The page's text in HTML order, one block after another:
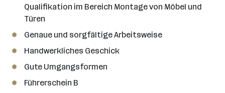
h
Qualifikation im Bereich Montage von Möbel und
Türen
Genaue und sorgfältige Arbeitsweise
Handwerkliches Geschick
Gute Umgangsformen
Führerschein B